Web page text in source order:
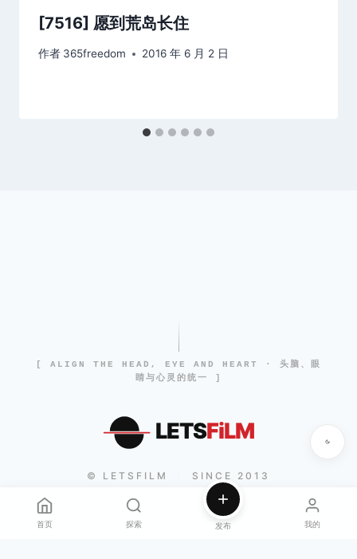
[7516] 愿到荒岛长住
作者 365freedom 2016 年 6 月 2 日
[ ALIGN THE HEAD, EYE AND HEART · 头脑、眼
睛与心灵的统一 ]
LETSFiLM
© LETSFILM SINCE 2013
首页 探索 发布 我的